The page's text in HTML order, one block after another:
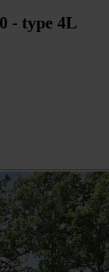
- type 4L